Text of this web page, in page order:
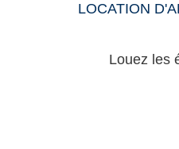
LOCATION
Louez les